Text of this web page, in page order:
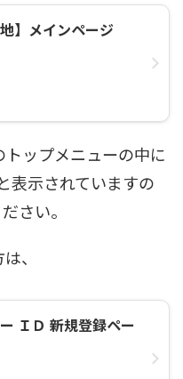
】メインページ
ップメニューの中に
表示されていますの
さい。
、
ＩＤ 新規登録ペー